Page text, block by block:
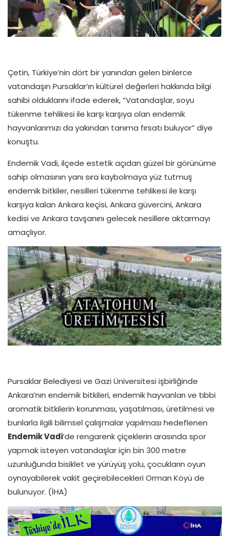
Çetin, Türkiye’nin dört bir yanından gelen binlerce
vatandaşın Pursaklar’ın kültürel değerleri hakkında bilgi
sahibi olduklarını ifade ederek, “Vatandaşlar, soyu
tükenme tehlikesi ile karşı karşıya olan endemik
hayvanlarımızı da yakından tanıma fırsatı buluyor” diye
konuştu.
Endemik Vadi, ilçede estetik açıdan güzel bir görünüme
sahip olmasının yanı sıra kaybolmaya yüz tutmuş
endemik bitkiler, nesilleri tükenme tehlikesi ile karşı
karşıya kalan Ankara keçisi, Ankara güvercini, Ankara
kedisi ve Ankara tavşanını gelecek nesillere aktarmayı
amaçlıyor.
Pursaklar Belediyesi ve Gazi Üniversitesi işbirliğinde
Ankara’nın endemik bitkileri, endemik hayvanları ve tıbbi
aromatik bitkilerin korunması, yaşatılması, üretilmesi ve
bunlarla ilgili bilimsel çalışmalar yapılması hedeflenen
Endemik Vadi’de rengarenk çiçeklerin arasında spor
yapmak isteyen vatandaşlar için bin 300 metre
uzunluğunda bisiklet ve yürüyüş yolu, çocukların oyun
oynayabilerek vakit geçirebilecekleri Orman Köyü de
bulunuyor. (İHA)
Video oynatıcı